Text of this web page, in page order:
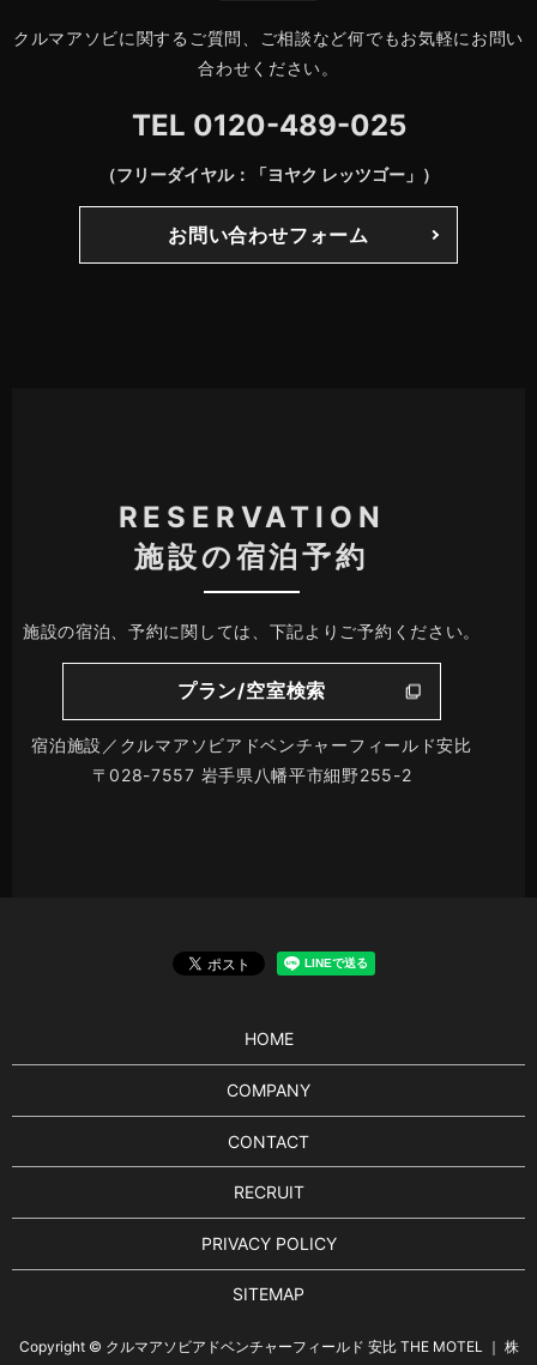
クルマアソビに関するご質問、ご相談など何でもお気軽にお問い
合わせください。
TEL 0120-489-025
（フリーダイヤル：「ヨヤク レッツゴー」）
お問い合わせフォーム
RESERVATION
施設の宿泊予約
施設の宿泊、予約に関しては、下記よりご予約ください。
プラン/空室検索
宿泊施設／クルマアソビアドベンチャーフィールド安比
〒028-7557 岩手県八幡平市細野255-2
HOME
COMPANY
CONTACT
RECRUIT
PRIVACY POLICY
SITEMAP
Copyright © クルマアソビアドベンチャーフィールド 安比 THE MOTEL ｜ 株